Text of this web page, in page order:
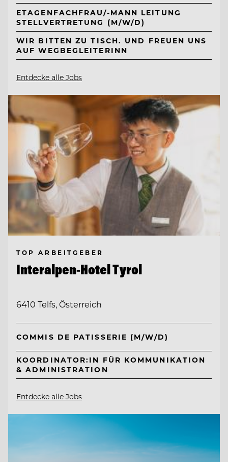
ETAGENFACHFRAU/-MANN LEITUNG
STELLVERTRETUNG (M/W/D)
WIR BITTEN ZU TISCH. UND FREUEN UNS
AUF WEGBEGLEITERINN
Entdecke alle Jobs
TOP ARBEITGEBER
Interalpen-Hotel Tyrol
6410 Telfs, Österreich
COMMIS DE PATISSERIE (M/W/D)
KOORDINATOR:IN FÜR KOMMUNIKATION
& ADMINISTRATION
Entdecke alle Jobs